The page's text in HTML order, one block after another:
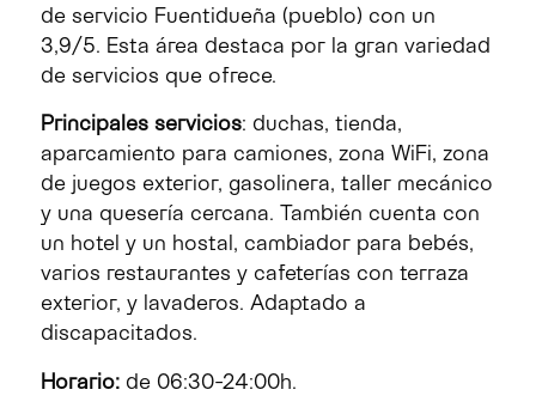
de servicio Fuentidueña (pueblo) con un
3,9/5. Esta área destaca por la gran variedad
de servicios que ofrece.
Principales servicios: duchas, tienda,
aparcamiento para camiones, zona WiFi, zona
de juegos exterior, gasolinera, taller mecánico
y una quesería cercana. También cuenta con
un hotel y un hostal, cambiador para bebés,
varios restaurantes y cafeterías con terraza
exterior, y lavaderos. Adaptado a
discapacitados.
Horario:de 06:30-24:00h.